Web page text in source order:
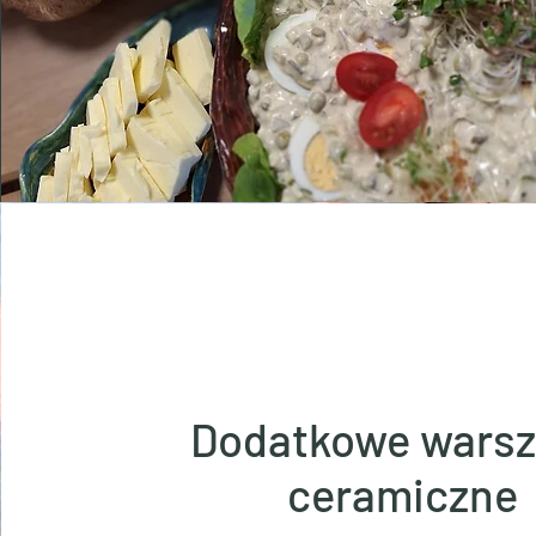
Dodatkowe
ceramiczne